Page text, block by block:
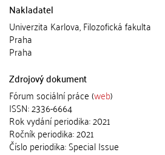
Nakladatel
Univerzita Karlova, Filozofická fakulta
Praha
Praha
Zdrojový dokument
Fórum sociální práce (web)
ISSN: 2336-6664
Rok vydání periodika: 2021
Ročník periodika: 2021
Číslo periodika: Special Issue